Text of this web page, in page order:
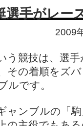
選手がレー
2009
う競技は、選
その着順をズ
ルです。
ャンブルの「